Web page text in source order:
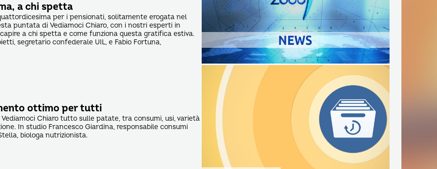
a chi spetta
per i pensionati, solitamente erogata nel
puntata di Vediamoci Chiaro, con i nostri esperti in
a chi spetta e come funziona questa gratifica estiva.
segretario confederale UIL, e Fabio Fortuna,
ottimo per tutti
Chiaro tutto sulle patate, tra consumi, usi, varietà
In studio Francesco Giardina, responsabile consumi
biologa nutrizionista.